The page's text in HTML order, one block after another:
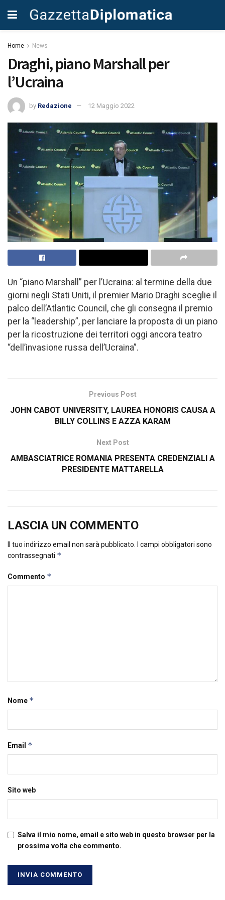
Home News
Draghi, piano Marshall per
l’Ucraina
by Redazione 12 Maggio 2022
Un “piano Marshall” per l’Ucraina: al termine della due
giorni negli Stati Uniti, il premier Mario Draghi sceglie il
palco dell’Atlantic Council, che gli consegna il premio
per la “leadership”, per lanciare la proposta di un piano
per la ricostruzione dei territori oggi ancora teatro
“dell’invasione russa dell’Ucraina”.
Previous Post
JOHN CABOT UNIVERSITY, LAUREA HONORIS CAUSA A
BILLY COLLINS E AZZA KARAM
Next Post
AMBASCIATRICE ROMANIA PRESENTA CREDENZIALI A
PRESIDENTE MATTARELLA
LASCIA UN COMMENTO
Il tuo indirizzo email non sarà pubblicato.
I campi obbligatori sono
contrassegnati *
Commento *
Nome *
Email *
Sito web
Salva il mio nome, email e sito web in questo browser per la
prossima volta che commento.